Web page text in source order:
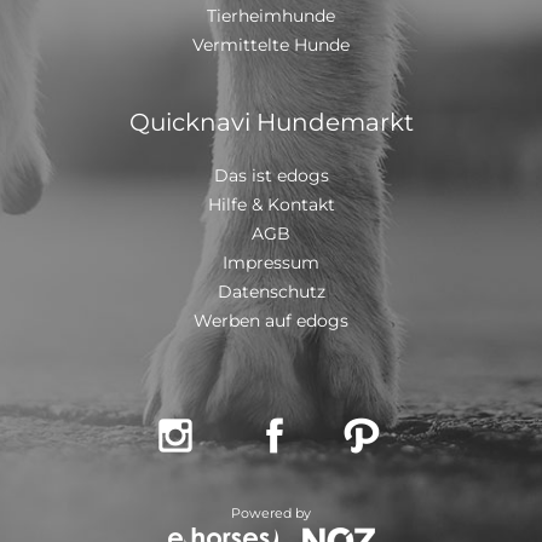
Tierheimhunde
Vermittelte Hunde
Quicknavi Hundemarkt
Das ist edogs
Hilfe & Kontakt
AGB
Impressum
Datenschutz
Werben auf edogs
  
Powered by